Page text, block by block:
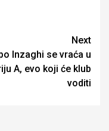
Next
Inzaghi se vraća u
A, evo koji će klub
voditi